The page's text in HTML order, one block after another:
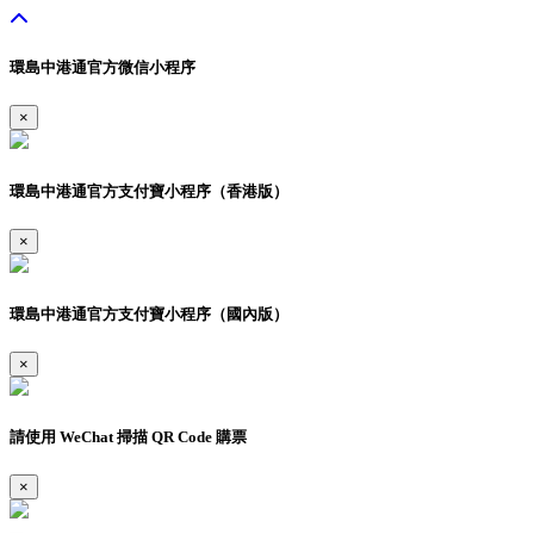
環島中港通官方微信小程序
×
環島中港通官方支付寶小程序（香港版）
×
環島中港通官方支付寶小程序（國內版）
×
請使用 WeChat 掃描 QR Code 購票
×